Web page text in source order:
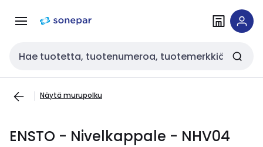
navigointiinsisältöön
Haku
Näytä murupolku
ENSTO - Nivelkappale - NHV04